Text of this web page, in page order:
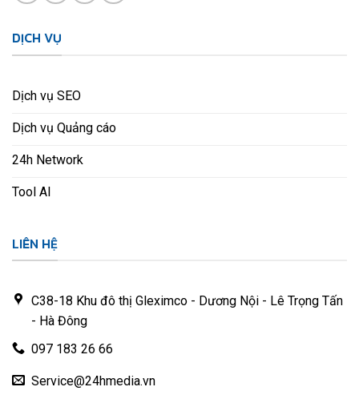
DỊCH VỤ
Dịch vụ SEO
Dịch vụ Quảng cáo
24h Network
Tool AI
LIÊN HỆ
C38-18 Khu đô thị Gleximco - Dương Nội - Lê Trọng Tấn
- Hà Đông
097 183 26 66
Service@24hmedia.vn